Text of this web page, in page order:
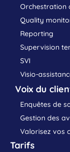
Orchestration
Quality
Reporting
Supervision
SVI
Visio-
Voix du
Enquêtes de
Gestion des
Valorisez vos
Tarifs